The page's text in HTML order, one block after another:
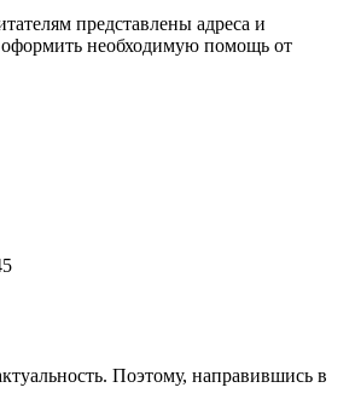
представлены адреса и
оформить необходимую помощь от
Поэтому, направившись в